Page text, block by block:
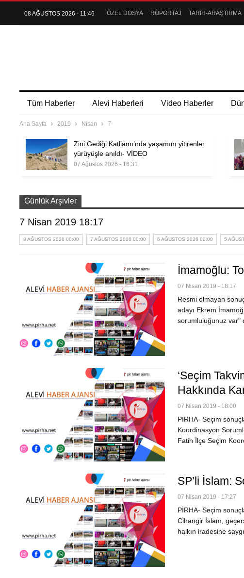
08 AĞUSTOS 2026 - 11:46 ÖZEL DOSYA RÖPORTAJ TARİH-ARAŞTIRMA
Tüm Haberler Alevi Haberleri Video Haberler
Ana Sayfa 2019 Nisan 7
Zini Gediği Katliamı’nda yaşamını yitirenler
yürüyüşle anıldı- VİDEO
07 Ağustos 2026 - 16:31
Günlük Arşivler
7 Nisan 2019 18:17
8 AĞUSTOS 2026 00:00 7 AĞUSTOS 2026 00:00 6 AĞUSTOS 2026 00:00 5
İmamoğlu:
07 Nisan 2019 - 18:17
Resmi olmayan
adayı Ekrem
sorumluluğunuz var"
‘Seçim
Hakkında
07 Nisan 2019 - 18:00
PİRHA- Seçim
Koordinasyon
Fatih İlçe Seçim
SP’li İslam:
07 Nisan 2019 - 17:27
PİRHA- Seçim
Cihangir İslam,
halkın iradesine